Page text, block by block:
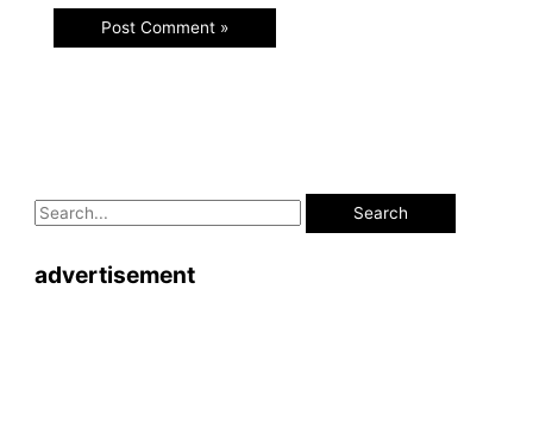
advertisement